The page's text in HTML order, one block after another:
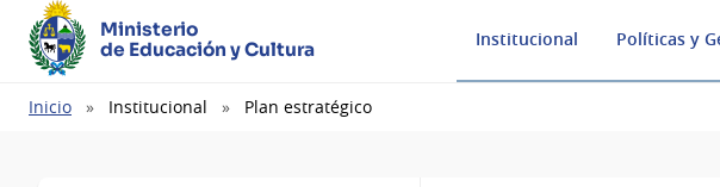
Ministerio
de Educación y Cultura
Institucional Políticas y
Ruta
Inicio Institucional Plan estratégico